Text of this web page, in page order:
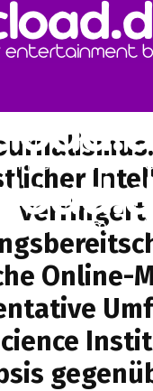
verringert
Online-